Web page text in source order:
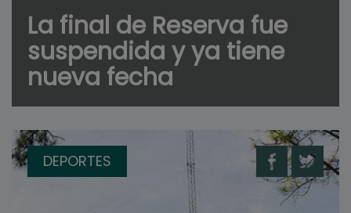
La final de Reserva fue
suspendida y ya tiene
nueva fecha
DEPORTES